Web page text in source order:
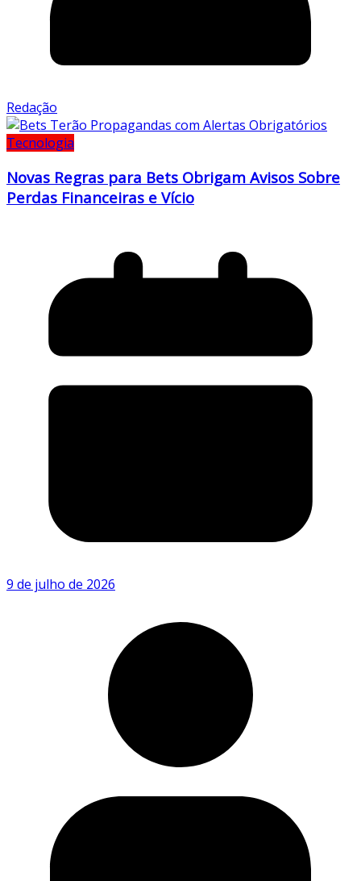
Redação
Tecnologia
Novas Regras para Bets Obrigam Avisos Sobre
Perdas Financeiras e Vício
9 de julho de 2026